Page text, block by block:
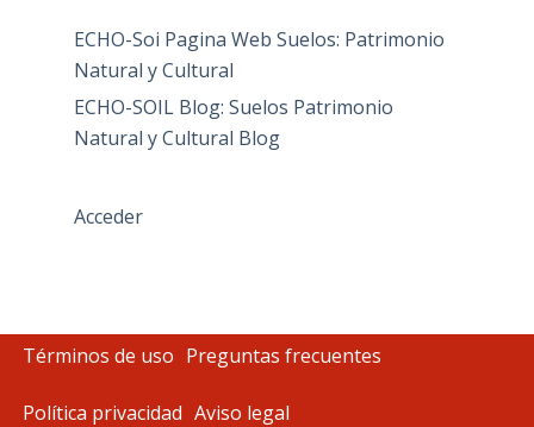
ECHO-Soi Pagina Web Suelos: Patrimonio
Natural y Cultural
ECHO-SOIL Blog: Suelos Patrimonio
Natural y Cultural Blog
Acceder
Términos de uso Preguntas frecuentes
Política privacidad Aviso legal